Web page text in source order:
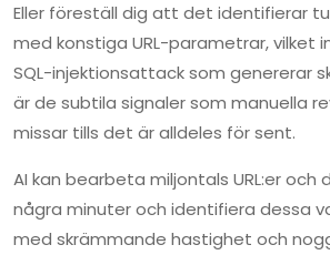
Eller föreställ dig att det identifierar
med konstiga URL-parametrar, vilket
SQL-injektionsattack som genererar
är de subtila signaler som manuella
missar tills det är alldeles för sent.
AI kan bearbeta miljontals URL:er och
några minuter och identifiera dessa
med skrämmande hastighet och